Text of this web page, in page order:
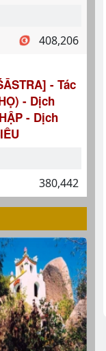
408,206
- Tác
380,442